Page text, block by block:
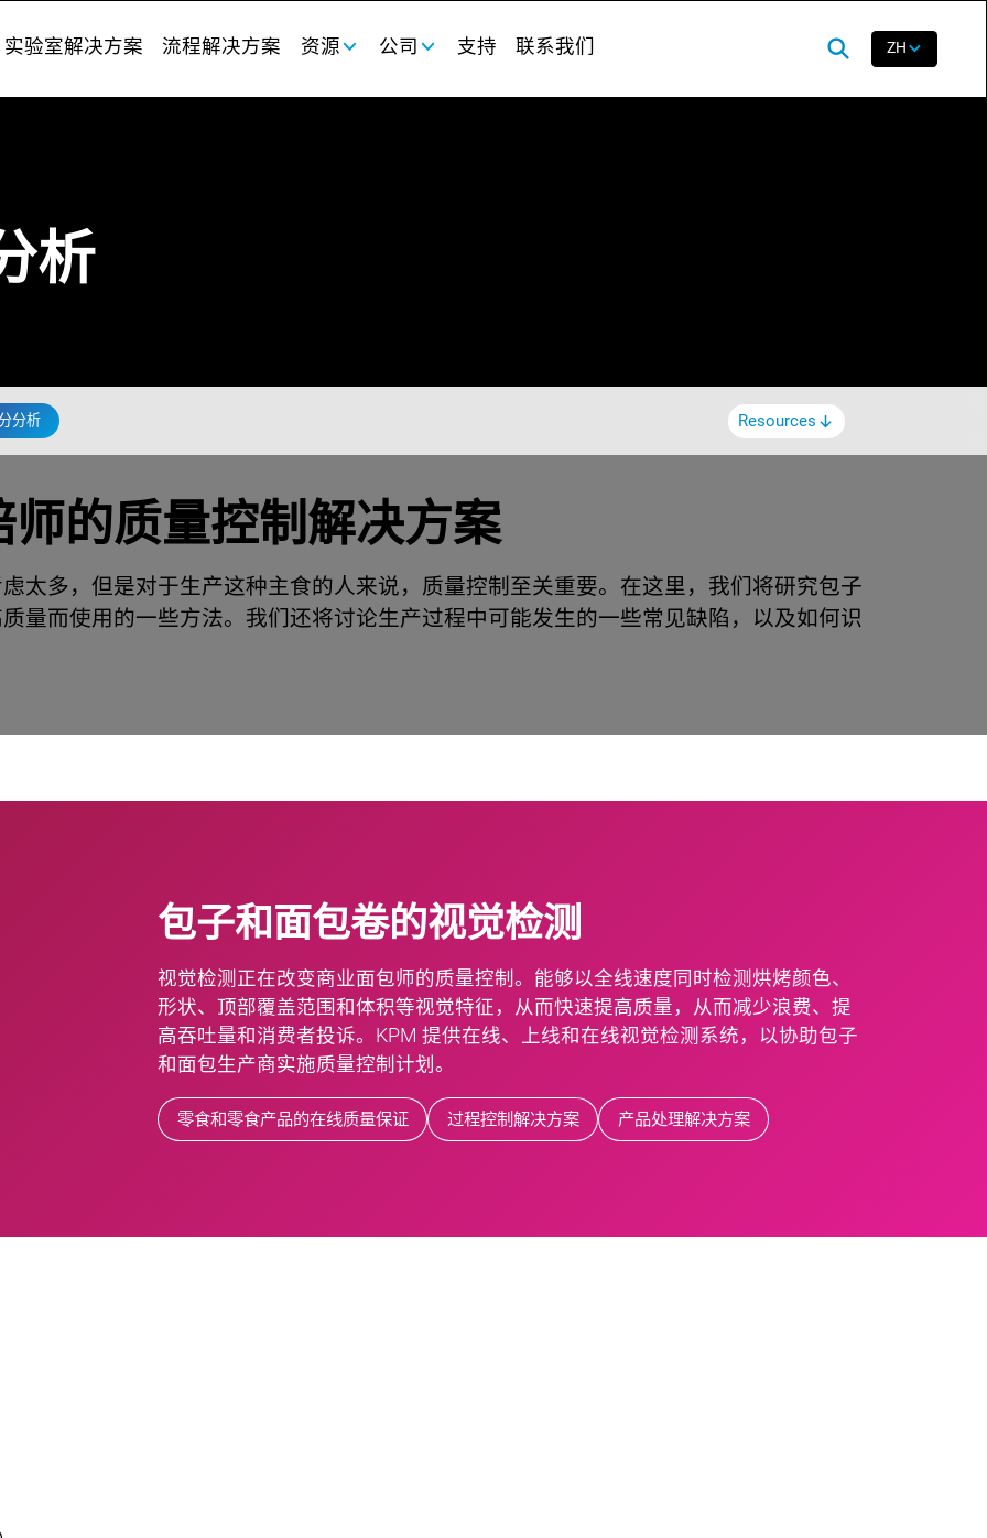
实验室解决方案 流程解决方案 资源 公司 支持 联系我们 ZH
析
分析 Resources
的质量控制解决方案
太多，但是对于生产这种主食的人来说，质量控制至关重要。在这里，我们将研究包子
量而使用的一些方法。我们还将讨论生产过程中可能发生的一些常见缺陷，以及如何识
包子和面包卷的视觉检测
视觉检测正在改变商业面包师的质量控制。能够以全线速度同时检测烘烤颜色、
形状、顶部覆盖范围和体积等视觉特征，从而快速提高质量，从而减少浪费、提
高吞吐量和消费者投诉。KPM 提供在线、上线和在线视觉检测系统，以协助包子
和面包生产商实施质量控制计划。
零食和零食产品的在线质量保证 过程控制解决方案 产品处理解决方案